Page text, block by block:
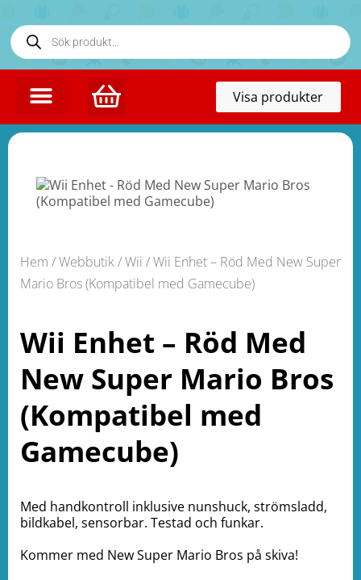
Visa produkter
Hem /Webbutik/Wii / Wii Enhet – Röd Med New Super
Mario Bros (Kompatibel med Gamecube)
Wii Enhet – Röd Med
New Super Mario Bros
(Kompatibel med
Gamecube)
Med handkontroll inklusive nunshuck, strömsladd,
bildkabel, sensorbar. Testad och funkar.
Kommer med New Super Mario Bros på skiva!